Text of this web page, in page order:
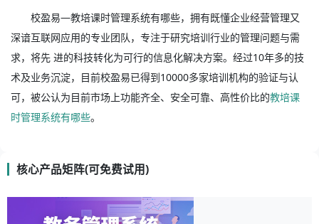
校盈易—教培课时管理系统有哪些，拥有既懂企业经营管理又
深谙互联网应用的专业团队，专注于研究培训行业的管理问题与需
求，将先 进的科技转化为可行的信息化解决方案。经过10年多的技
术及业务沉淀，目前校盈易已得到10000多家培训机构的验证与认
可，被公认为目前市场上功能齐全、安全可靠、高性价比的教培课
时管理系统有哪些。
核心产品矩阵(可免费试用)